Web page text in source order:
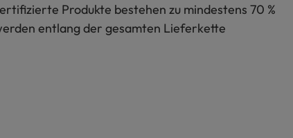
Produkte bestehen zu mindestens 70 %
entlang der gesamten Lieferkette